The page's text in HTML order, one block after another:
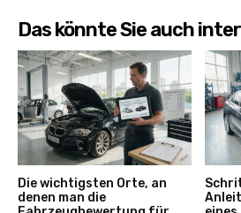
Das könnte Sie auch
Die wichtigsten Orte, an
denen man die